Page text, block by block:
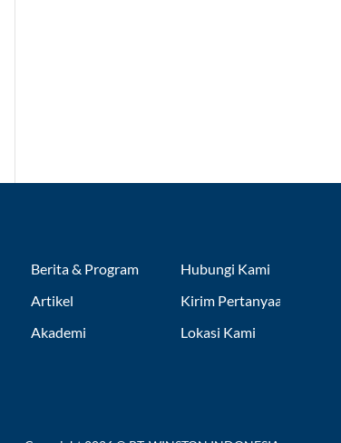
Berita & Program
Artikel
Akademi
Hubungi Kami
Kirim Pertanyaan
Lokasi Kami